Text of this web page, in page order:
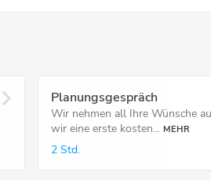
Planungsgespräch
Wir nehmen all Ihre Wünsche
wir eine erste kosten... MEHR
2 Std.